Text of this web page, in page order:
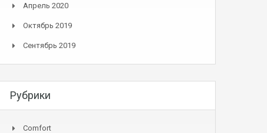
Апрель 2020
Октябрь 2019
Сентябрь 2019
Рубрики
Comfort